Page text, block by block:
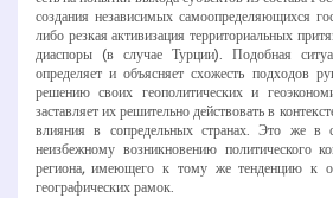
создания независимых самоопределяющихся
либо резкая активизация территориальных
диаспоры (в случае Турции). Подобная
определяет и объясняет схожесть подходов
решению своих геополитических и
заставляет их решительно действовать в
влияния в сопредельных странах. Это же в
неизбежному возникновению политического
региона, имеющего к тому же тенденцию к
географических рамок.